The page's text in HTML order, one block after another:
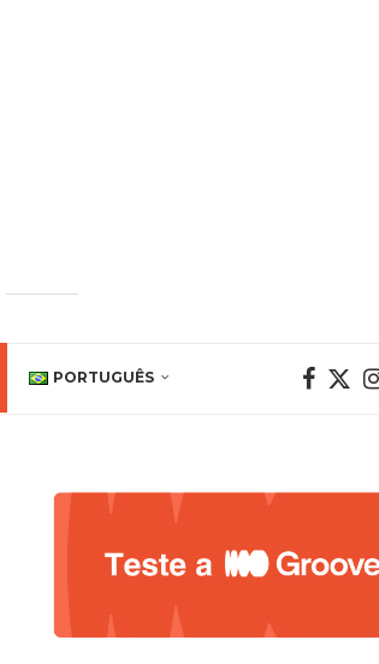
PORTUGUÊS